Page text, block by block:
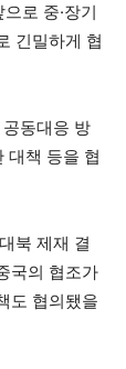
로 중·장기
긴밀하게 협
동대응 방
대책 등을 협
북 제재 결
국의 협조가
도 협의됐을